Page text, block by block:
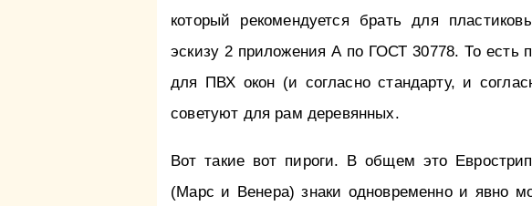
который рекомендуется брать для
эскизу 2 приложения А по ГОСТ 30778. То есть
для ПВХ окон (и согласно стандарту, и
советуют для рам деревянных.
Вот такие вот пироги. В общем это
(Марс и Венера) знаки одновременно и явно